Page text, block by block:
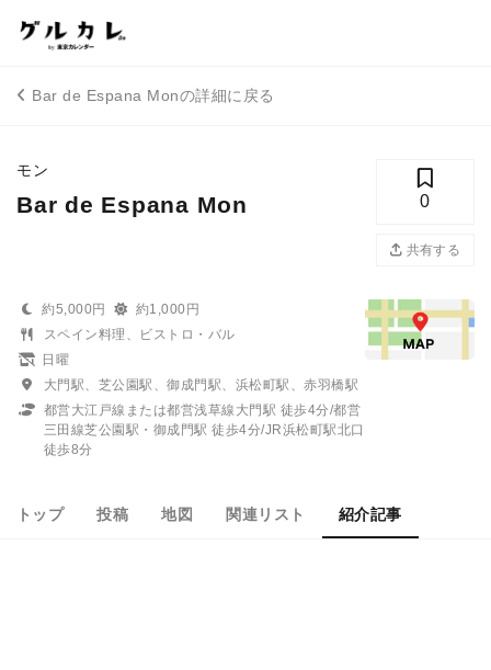
Bar de Espana Monの詳細に戻る
モン
Bar de Espana Mon 0
共有する
約5,000円
約1,000円
スペイン料理、ビストロ・バル
日曜
大門駅、芝公園駅、御成門駅、浜松町駅、赤羽橋駅
都営大江戸線または都営浅草線大門駅 徒歩4分/都営
三田線芝公園駅・御成門駅 徒歩4分/JR浜松町駅北口
徒歩8分
トップ 投稿 地図 関連リスト 紹介記事